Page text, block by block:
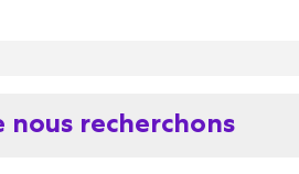
nous recherchons